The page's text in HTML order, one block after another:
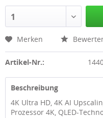
1
Merken
Artikel-Nr.:
Beschreibung
4K Ultra HD, 4K AI
Prozessor 4K, QLED-